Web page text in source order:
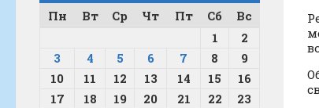
Пн
Вт Ср Чт Пт Сб
Вс
1
2
3
4 5 6 7 8
9
10
11 12 13 14 15
16
17
18 19 20 21 22
23